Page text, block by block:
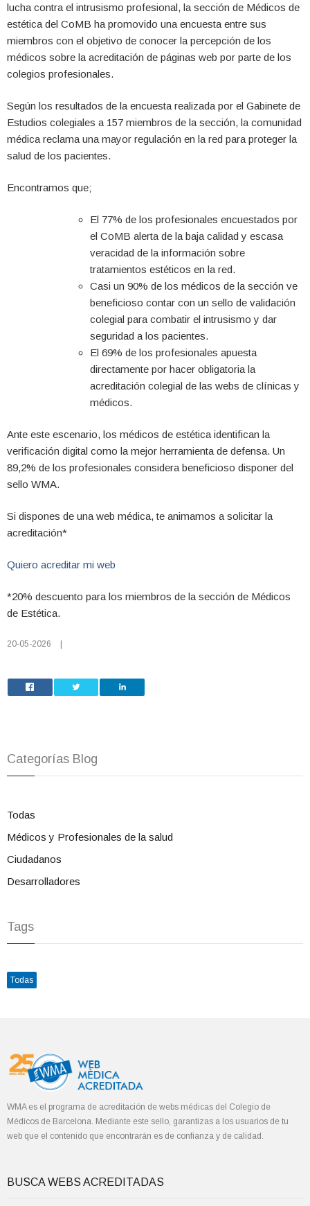
lucha contra el intrusismo profesional, la sección de Médicos de
estética del CoMB ha promovido una encuesta entre sus
miembros con el objetivo de conocer la percepción de los
médicos sobre la acreditación de páginas web por parte de los
colegios profesionales.
Según los resultados de la encuesta realizada por el Gabinete de
Estudios colegiales a 157 miembros de la sección, la comunidad
médica reclama una mayor regulación en la red para proteger la
salud de los pacientes.
Encontramos que;
El 77% de los profesionales encuestados por
el CoMB alerta de la baja calidad y escasa
veracidad de la información sobre
tratamientos estéticos en la red.
Casi un 90% de los médicos de la sección ve
beneficioso contar con un sello de validación
colegial para combatir el intrusismo y dar
seguridad a los pacientes.
El 69% de los profesionales apuesta
directamente por hacer obligatoria la
acreditación colegial de las webs de clínicas y
médicos.
Ante este escenario, los médicos de estética identifican la
verificación digital como la mejor herramienta de defensa. Un
89,2% de los profesionales considera beneficioso disponer del
sello WMA.
Si dispones de una web médica, te animamos a solicitar la
acreditación*
Quiero acreditar mi web
*20% descuento para los miembros de la sección de Médicos
de Estética.
20-05-2026 |
Categorías Blog
Todas
Médicos y Profesionales de la salud
Ciudadanos
Desarrolladores
Tags
Todas
WMA es el programa de acreditación de webs médicas del Colegio de
Médicos de Barcelona. Mediante este sello, garantizas a los usuarios de tu
web que el contenido que encontrarán es de confianza y de calidad.
BUSCA WEBS ACREDITADAS